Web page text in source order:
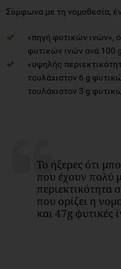
Σύμφωνα με τη νομοθεσία,
«πηγή φυτικών ινών»,
φυτικών ινών ανά 100
«υψηλής
τουλάχιστον 6 g
τουλάχιστον 3 g
Το ήξερες ότι
που έχουν πολύ
περιεκτικότητα
που ορίζει η
και 47g φυτικές